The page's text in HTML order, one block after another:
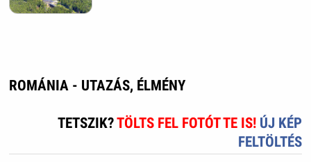
ROMÁNIA - UTAZÁS, ÉLMÉNY
TETSZIK?TÖLTS FEL FOTÓT TE IS! ÚJ KÉP
FELTÖLTÉS